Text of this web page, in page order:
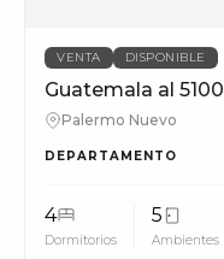
VENTA DISPONIBLE
Guatemala al 5100
Palermo Nuevo
DEPARTAMENTO
4
Dormitorios
5
Ambientes